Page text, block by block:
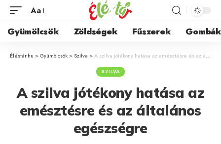
Aa
Gyümölcsök Zöldségek Fűszerek Gombák
Éléstár.hu >Gyümölcsök > Szilva >A szilva jótékony hatása az emésztésre és az általános egészségre
SZILVA
A szilva jótékony hatása az
emésztésre és az általános
egészségre